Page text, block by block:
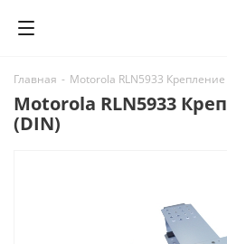
Главная - Motorola RLN5933 Крепление
Motorola RLN5933
(DIN)